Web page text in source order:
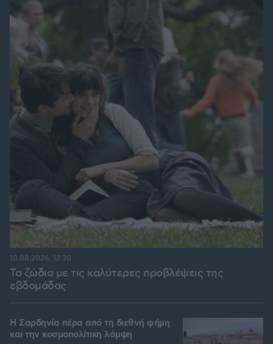
Τα ζώδια με τις καλύτερες προβλέψεις της
εβδομάδας
10.08.2026, 12:30
Η Σαρδηνία πέρα από τη διεθνή φήμη
και την κοσμοπολίτικη λάμψη